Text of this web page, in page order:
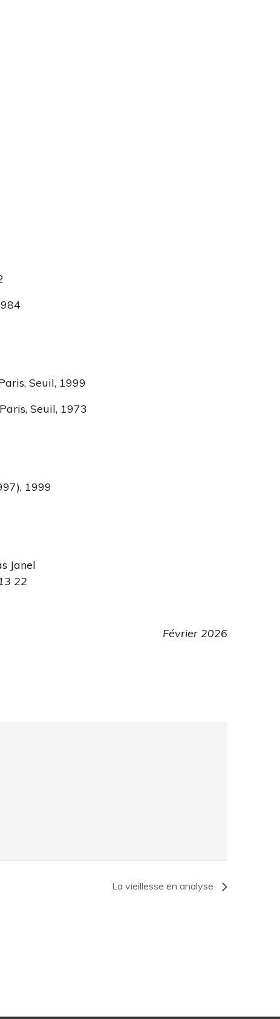
Seuil, 1999
Seuil, 1973
1999
Janel
22
Février 2026
La vieillesse en analyse